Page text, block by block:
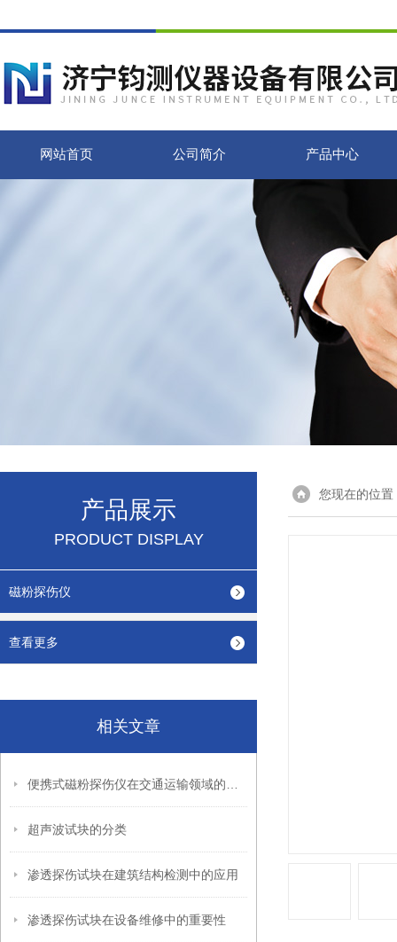
网站首页 公司简介 产品中心
产品展示
PRODUCT DISPLAY
磁粉探伤仪
查看更多
相关文章
超声波试块的分类
渗透探伤试块在建筑结构检测中的应用
渗透探伤试块在设备维修中的重要性
您现在的位置